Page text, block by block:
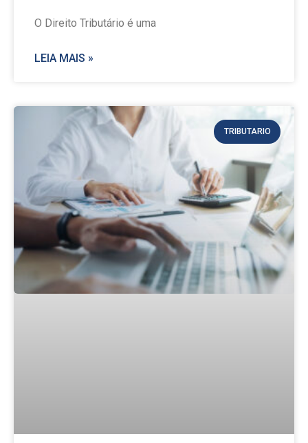
O Direito Tributário é uma
LEIA MAIS »
TRIBUTARIO